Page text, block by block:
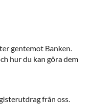
gentemot Banken.
hur du kan göra dem
från oss.